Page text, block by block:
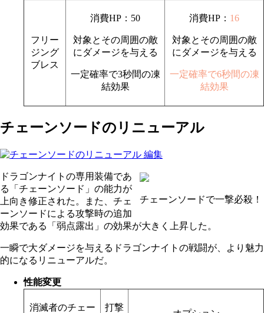
フリー
ジング
ブレス
消費HP：50
対象とその周囲の敵
にダメージを与える
一定確率で3秒間の凍
結効果
消費HP： 16
対象とその周囲の敵
にダメージを与える
一定確率で6秒間の凍
結効果
チェーンソードのリニューアル
チェーンソードで一撃必殺！
ドラゴンナイトの専用装備であ
る「チェーンソード」の能力が
上向き修正された。また、チェ
ーンソードによる攻撃時の追加
効果である「弱点露出」の効果が大きく上昇した。
一瞬で大ダメージを与えるドラゴンナイトの戦闘が、より魅力
的になるリニューアルだ。
性能変更
消滅者のチェー 打撃